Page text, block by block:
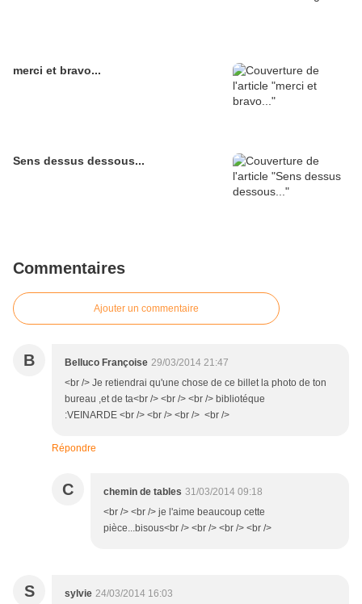
merci et bravo...
Sens dessus dessous...
Commentaires
Ajouter un commentaire
B Belluco Françoise 29/03/2014 21:47
<br /> Je retiendrai qu'une chose de ce billet la photo de ton
bureau ,et de ta<br /> <br /> <br /> bibliotéque
:VEINARDE <br /> <br /> <br /> <br />
Répondre
C chemin de tables 31/03/2014 09:18
<br /> <br /> je l'aime beaucoup cette
pièce...bisous<br /> <br /> <br /> <br />
S sylvie 24/03/2014 16:03